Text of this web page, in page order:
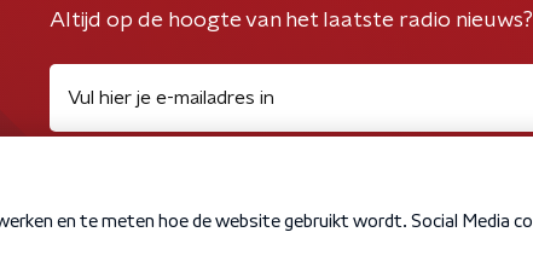
Altijd op de hoogte van het laatste radio nieuws?